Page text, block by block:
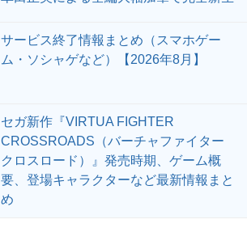
サービス終了情報まとめ（スマホゲー
ム・ソシャゲなど）【2026年8月】
セガ新作『VIRTUA FIGHTER
CROSSROADS（バーチャファイター
クロスロード）』発売時期、ゲーム概
要、登場キャラクターなど最新情報まと
め